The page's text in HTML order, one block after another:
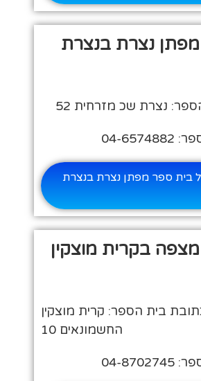
נצרת בנצרת
נצרת שכ מזרחית 52
ספר מפתן נצרת בנצרת
בקרית מוצקין
בית הספר: קרית מוצקין
החשמונאים 10